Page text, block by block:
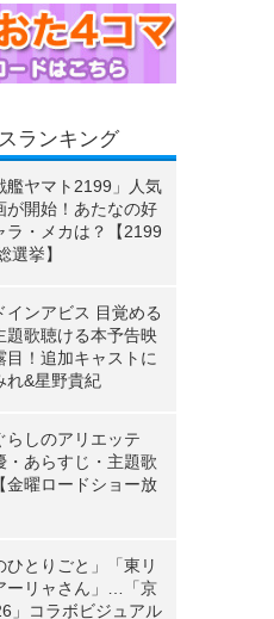
ランキング
艦ヤマト2199」人気
が開始！あたなの好
ラ・メカは？【2199
選挙】
インアビス 目覚める
題歌聴ける本予告映
目！追加キャストに
れ&星野貴紀
らしのアリエッテ
・あらすじ・主題歌
金曜ロードショー放
ひとりごと」「東リ
ーリャさん」…「京
」コラボビジュアル